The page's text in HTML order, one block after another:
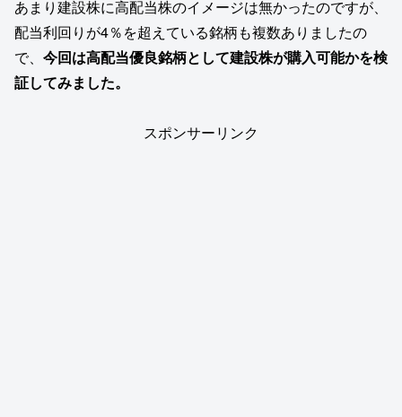
あまり建設株に高配当株のイメージは無かったのですが、
配当利回りが4％を超えている銘柄も複数ありましたの
で、 今回は高配当優良銘柄として建設株が購入可能かを検
証してみました。
スポンサーリンク